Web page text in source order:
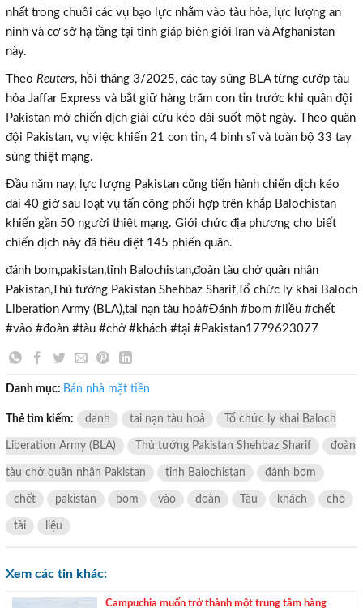
×
nhất trong chuỗi các vụ bạo lực nhằm vào tàu hỏa, lực lượng an
ninh và cơ sở hạ tầng tại tỉnh giáp biên giới Iran và Afghanistan
này.
Theo Reuters, hồi tháng 3/2025, các tay súng BLA từng cướp tàu
hỏa Jaffar Express và bắt giữ hàng trăm con tin trước khi quân đội
Pakistan mở chiến dịch giải cứu kéo dài suốt một ngày. Theo quân
đội Pakistan, vụ việc khiến 21 con tin, 4 binh sĩ và toàn bộ 33 tay
súng thiệt mạng.
Đầu năm nay, lực lượng Pakistan cũng tiến hành chiến dịch kéo
dài 40 giờ sau loạt vụ tấn công phối hợp trên khắp Balochistan
khiến gần 50 người thiệt mạng. Giới chức địa phương cho biết
chiến dịch này đã tiêu diệt 145 phiến quân.
đánh bom,pakistan,tỉnh Balochistan,đoàn tàu chở quân nhân
Pakistan,Thủ tướng Pakistan Shehbaz Sharif,Tổ chức ly khai Baloch
Liberation Army (BLA),tai nạn tàu hoả#Đánh #bom #liều #chết
#vào #đoàn #tàu #chở #khách #tại #Pakistan1779623077
Danh mục: Bán nhà mặt tiền
Thẻ tìm kiếm: danh tai nạn tàu hoả Tổ chức ly khai Baloch
Liberation Army (BLA) Thủ tướng Pakistan Shehbaz Sharif đoàn
tàu chở quân nhân Pakistan tỉnh Balochistan đánh bom
chết pakistan bom vào đoàn Tàu khách cho
tài liệu
Xem các tin khác:
Campuchia muốn trở thành một trung tâm hàng